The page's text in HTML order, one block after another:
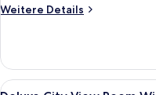
anzeigen
Weitere Details
Weitere
Junior
Suite
Alle